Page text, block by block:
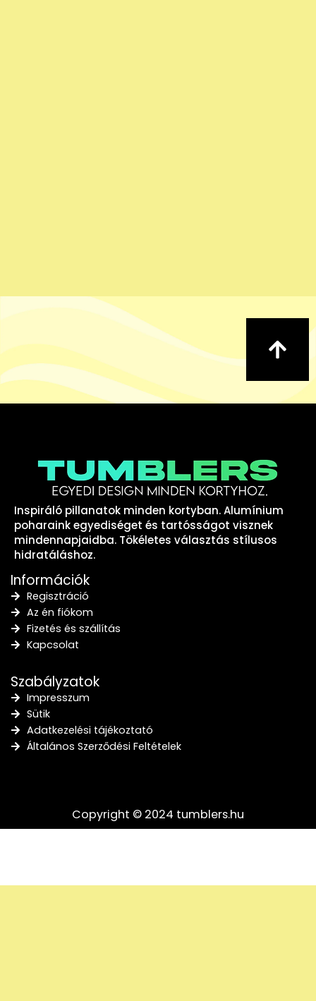
Inspiráló pillanatok minden kortyban. Alumínium
poharaink egyediséget és tartósságot visznek
mindennapjaidba. Tökéletes választás stílusos
hidratáláshoz.
Információk
Regisztráció
Az én fiókom
Fizetés és szállítás
Kapcsolat
Szabályzatok
Impresszum
Sütik
Adatkezelési tájékoztató
Általános Szerződési Feltételek
Copyright © 2024 tumblers.hu